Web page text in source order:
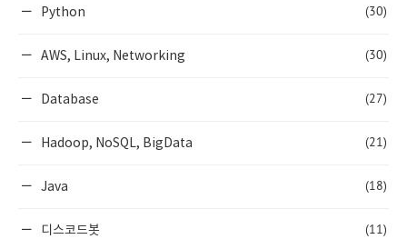
Python (30)
AWS, Linux, Networking (30)
Database (27)
Hadoop, NoSQL, BigData (21)
Java (18)
디스코드봇 (11)